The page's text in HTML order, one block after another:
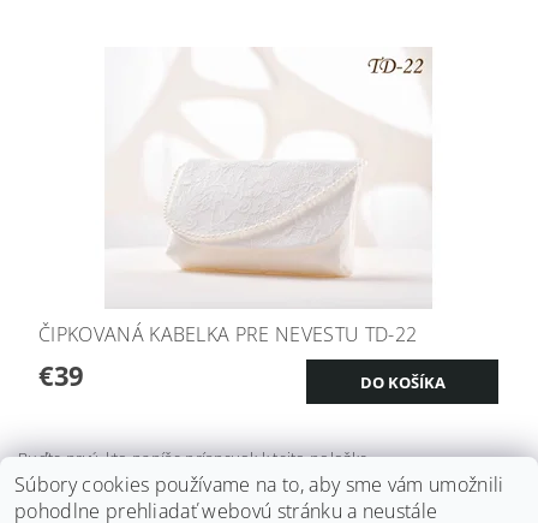
ČIPKOVANÁ KABELKA PRE NEVESTU TD-22
€39
Buďte prvý, kto napíše príspevok k tejto položke.
Pridať komentár
Súbory cookies používame na to, aby sme vám umožnili
pohodlne prehliadať webovú stránku a neustále